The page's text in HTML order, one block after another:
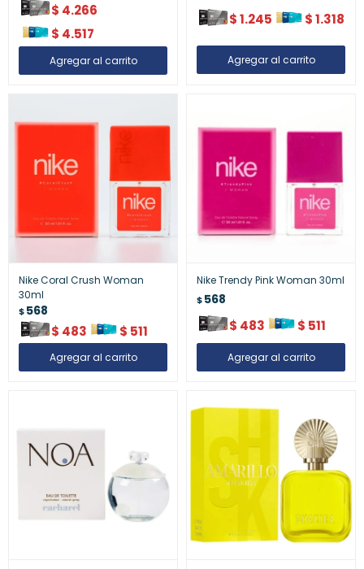
$ 4.266
$ 4.517
$1.245 $1.318
Nike Coral Crush Woman
30ml
$568
$ 483 $ 511
Nike Trendy Pink Woman 30ml
$568
$ 483 $ 511